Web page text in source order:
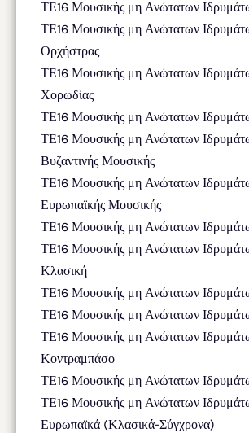
ΤΕ16 Μουσικής μη Ανώτατων
ΤΕ16 Μουσικής μη Ανώτατων
Ορχήστρας
ΤΕ16 Μουσικής μη Ανώτατων
Χορωδίας
ΤΕ16 Μουσικής μη Ανώτατων
ΤΕ16 Μουσικής μη Ανώτατων
Βυζαντινής Μουσικής
ΤΕ16 Μουσικής μη Ανώτατων
Ευρωπαϊκής Μουσικής
ΤΕ16 Μουσικής μη Ανώτατων
ΤΕ16 Μουσικής μη Ανώτατων
Κλασική
ΤΕ16 Μουσικής μη Ανώτατων
ΤΕ16 Μουσικής μη Ανώτατων
ΤΕ16 Μουσικής μη Ανώτατων
Κοντραμπάσο
ΤΕ16 Μουσικής μη Ανώτατων
ΤΕ16 Μουσικής μη Ανώτατων
Ευρωπαϊκά (Κλασικά-Σύγχρονα)